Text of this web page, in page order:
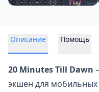
Описание Помощь
20 Minutes Till Dawn
экшен для мобильных